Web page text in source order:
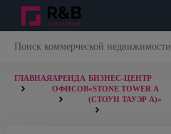
ГЛАВНАЯАРЕНДА
ОФИСОВ
БИЗНЕС-ЦЕНТР
«STONE TOWER А
(СТОУН ТАУЭР А)»